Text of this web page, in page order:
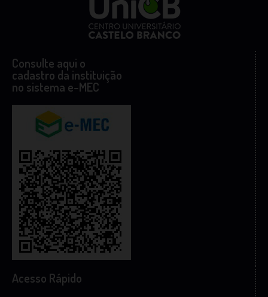
Consulte aqui o
cadastro da instituição
no sistema e-MEC
Acesso Rápido